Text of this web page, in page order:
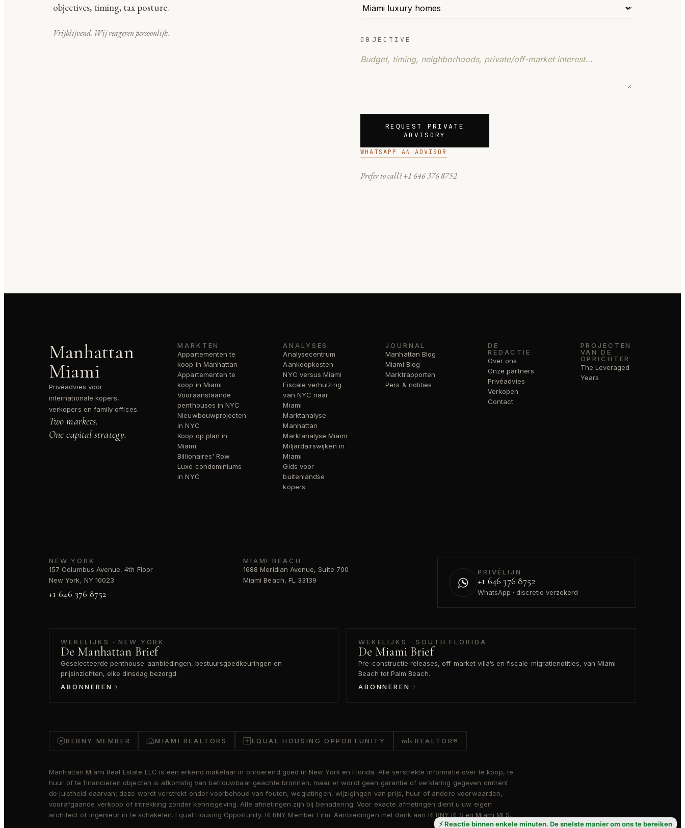
objectives, timing, tax posture.
Vrijblijvend. Wij reageren persoonlijk.
OBJECTIVE
REQUEST PRIVATE
ADVISORY
WHATSAPP AN ADVISOR
Prefer to call?+1 646 376 8752
⚡ Reactie binnen enkele minuten. De snelste manier om ons te bereiken
Manhattan
Miami
Privéadvies voor
internationale kopers,
verkopers en family offices.
Two markets.
One capital strategy.
MARKTEN
Appartementen te
koop in Manhattan
Appartementen te
koop in Miami
Vooraanstaande
penthouses in NYC
Nieuwbouwprojecten
in NYC
Koop op plan in
Miami
Billionaires' Row
Luxe condominiums
in NYC
ANALYSES
Analysecentrum
Aankoopkosten
NYC versus Miami
Fiscale verhuizing
van NYC naar
Miami
Marktanalyse
Manhattan
Marktanalyse Miami
Miljardairswijken in
Miami
Gids voor
buitenlandse
kopers
JOURNAL
Manhattan Blog
Miami Blog
Marktrapporten
Pers & notities
DE
REDACTIE
Over ons
Onze partners
Privéadvies
Verkopen
Contact
PROJECTEN
VAN DE
OPRICHTER
The Leveraged
Years
NEW YORK
157 Columbus Avenue, 4th Floor
New York, NY 10023
+1 646 376 8752
MIAMI BEACH
1688 Meridian Avenue, Suite 700
Miami Beach, FL 33139
PRIVÉLIJN
+1 646 376 8752
WhatsApp · discretie verzekerd
WEKELIJKS · NEW YORK
De Manhattan Brief
Geselecteerde penthouse-aanbiedingen, bestuursgoedkeuringen en
prijsinzichten, elke dinsdag bezorgd.
ABONNEREN
WEKELIJKS · SOUTH FLORIDA
De Miami Brief
Pre-constructie releases, off-market villa’s en fiscale-migratienotities, van Miami
Beach tot Palm Beach.
ABONNEREN
REBNY MEMBER MIAMI REALTORS EQUAL HOUSING OPPORTUNITY mls REALTOR®
Manhattan Miami Real Estate LLC is een erkend makelaar in onroerend goed in New York en Florida. Alle verstrekte informatie over te koop, te
huur of te financieren objecten is afkomstig van betrouwbaar geachte bronnen, maar er wordt geen garantie of verklaring gegeven omtrent
de juistheid daarvan; deze wordt verstrekt onder voorbehoud van fouten, weglatingen, wijzigingen van prijs, huur of andere voorwaarden,
voorafgaande verkoop of intrekking zonder kennisgeving. Alle afmetingen zijn bij benadering. Voor exacte afmetingen dient u uw eigen
architect of ingenieur in te schakelen. Equal Housing Opportunity. REBNY Member Firm. Aanbiedingen met dank aan REBNY RLS en Miami MLS.